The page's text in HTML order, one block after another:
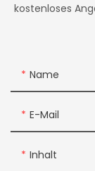
kostenloses
Name
E-Mail
Inhalt